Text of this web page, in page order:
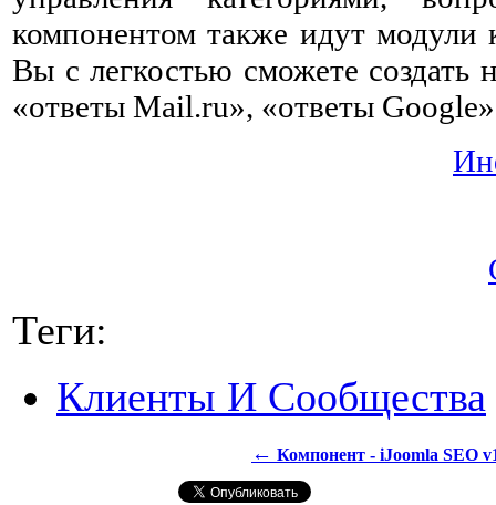
компонентом также идут модули
Вы с легкостью сможете создать
«ответы Mail.ru», «ответы
Теги:
Клиенты И Сообщества
← Компонент - iJoomla SEO